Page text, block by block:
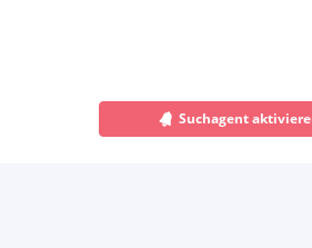
Suchagent